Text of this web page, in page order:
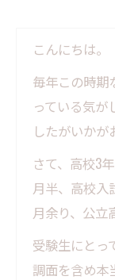
こんにちは。
毎年この時期
っている気が
したがいかが
さて、高校3
月半、高校入
月余り、公立
受験生にとっ
調面を含め本